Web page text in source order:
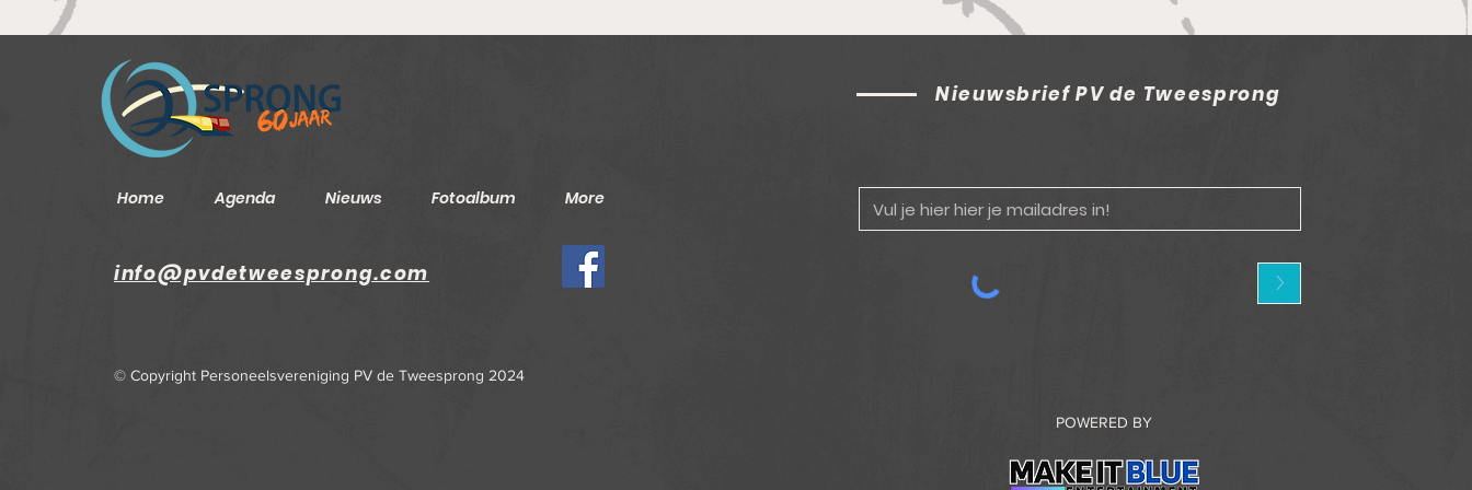
Home Agenda Nieuws Fotoalbum More
info@pvdetweesprong.com
© Copyright Personeelsvereniging PV de Tweesprong 2024
Nieuwsbrief PV de Tweesprong
>
POWERED BY